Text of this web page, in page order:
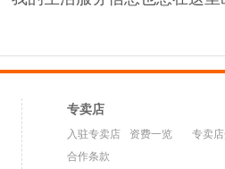
专卖店
入驻专卖店 资费一览
专卖
合作条款